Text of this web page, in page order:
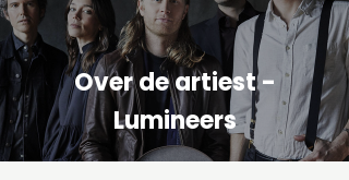
Over de artiest -
Lumineers